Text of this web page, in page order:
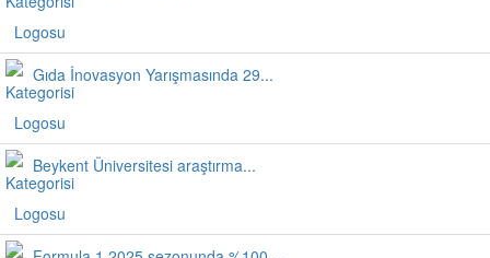
Gıda İnovasyon Yarışmasında 29...
Beykent Üniversitesi araştırma...